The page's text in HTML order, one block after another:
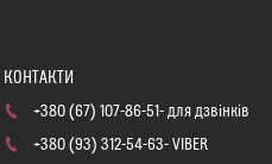
+380 (67) 107-86-51 для дзвінків
+380 (93) 312-54-63 VIBER